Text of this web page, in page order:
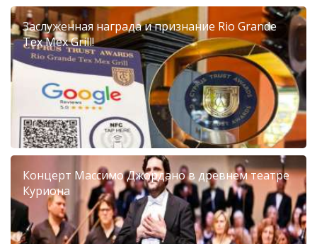
Заслуженная награда и признание Rio Grande
Tex Mex Grill!
Концерт Массимо Джордано в древнем театре
Куриона